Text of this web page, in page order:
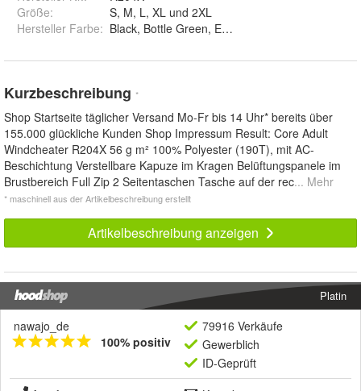
Größe:
S, M, L, XL und 2XL
Hersteller Farbe:
Kurzbeschreibung *
Shop Startseite täglicher Versand Mo-Fr bis 14 Uhr* bereits über
155.000 glückliche Kunden Shop Impressum Result: Core Adult
Windcheater R204X 56 g m² 100% Polyester (190T), mit AC-
Beschichtung Verstellbare Kapuze im Kragen Belüftungspanele im
Brustbereich Full Zip 2 Seitentaschen Tasche auf der rec... Mehr
* maschinell aus der Artikelbeschreibung erstellt
Artikelbeschreibung anzeigen
Platin
nawajo_de
100% positiv
79916 Verkäufe
Gewerblich
ID-Geprüft